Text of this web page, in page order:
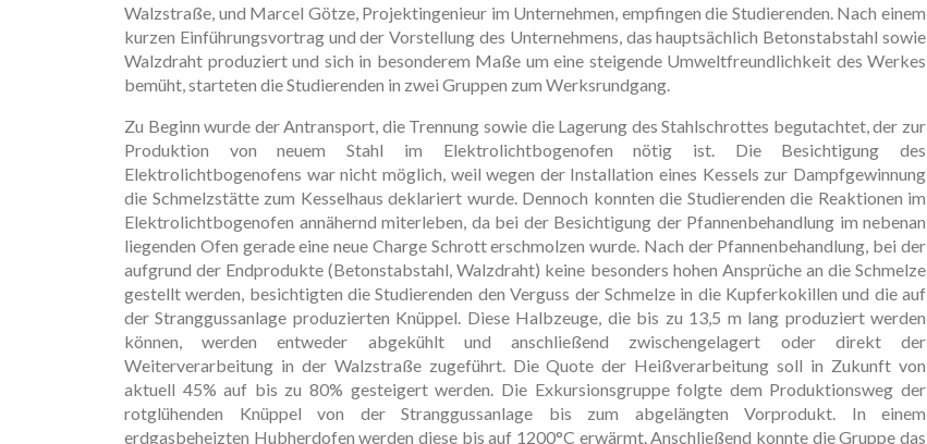
Walzstraße, und Marcel Götze, Projektingenieur im Unternehmen, empfingen die Studierenden. Nach einem
kurzen Einführungsvortrag und der Vorstellung des Unternehmens, das hauptsächlich Betonstabstahl sowie
Walzdraht produziert und sich in besonderem Maße um eine steigende Umweltfreundlichkeit des Werkes
bemüht, starteten die Studierenden in zwei Gruppen zum Werksrundgang.
Zu Beginn wurde der Antransport, die Trennung sowie die Lagerung des Stahlschrottes begutachtet, der zur
Produktion von neuem Stahl im Elektrolichtbogenofen nötig ist. Die Besichtigung des
Elektrolichtbogenofens war nicht möglich, weil wegen der Installation eines Kessels zur Dampfgewinnung
die Schmelzstätte zum Kesselhaus deklariert wurde. Dennoch konnten die Studierenden die Reaktionen im
Elektrolichtbogenofen annähernd miterleben, da bei der Besichtigung der Pfannenbehandlung im nebenan
liegenden Ofen gerade eine neue Charge Schrott erschmolzen wurde. Nach der Pfannenbehandlung, bei der
aufgrund der Endprodukte (Betonstabstahl, Walzdraht) keine besonders hohen Ansprüche an die Schmelze
gestellt werden, besichtigten die Studierenden den Verguss der Schmelze in die Kupferkokillen und die auf
der Stranggussanlage produzierten Knüppel. Diese Halbzeuge, die bis zu 13,5 m lang produziert werden
können, werden entweder abgekühlt und anschließend zwischengelagert oder direkt der
Weiterverarbeitung in der Walzstraße zugeführt. Die Quote der Heißverarbeitung soll in Zukunft von
aktuell 45% auf bis zu 80% gesteigert werden. Die Exkursionsgruppe folgte dem Produktionsweg der
rotglühenden Knüppel von der Stranggussanlage bis zum abgelängten Vorprodukt. In einem
erdgasbeheizten Hubherdofen werden diese bis auf 1200°C erwärmt. Anschließend konnte die Gruppe das